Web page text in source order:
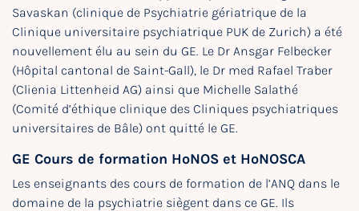
Savaskan (clinique de Psychiatrie gériatrique de la
Clinique universitaire psychiatrique PUK de Zurich) a été
nouvellement élu au sein du GE. Le Dr Ansgar Felbecker
(Hôpital cantonal de Saint-Gall), le Dr med Rafael Traber
(Clienia Littenheid AG) ainsi que Michelle Salathé
(Comité d’éthique clinique des Cliniques psychiatriques
universitaires de Bâle) ont quitté le GE.
GE Cours de formation HoNOS et HoNOSCA
Les enseignants des cours de formation de l’ANQ dans le
domaine de la psychiatrie siègent dans ce GE. Ils